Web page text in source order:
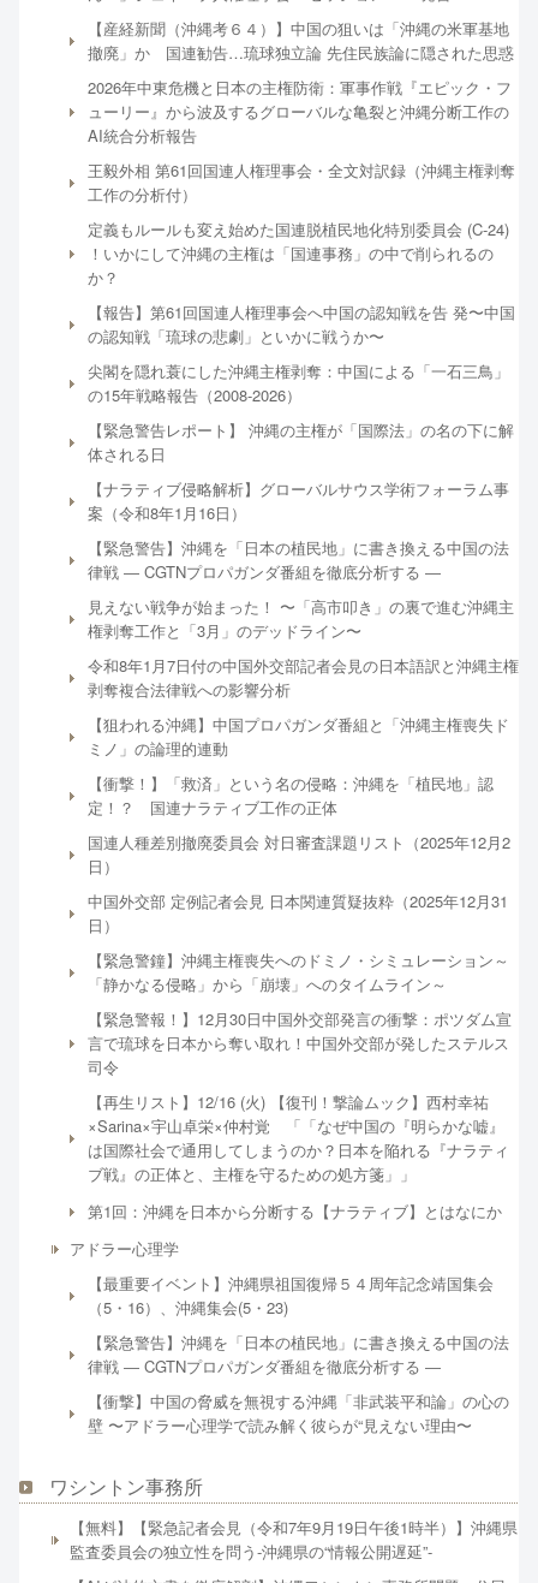
【産経新聞（沖縄考６４）】中国の狙いは「沖縄の米軍基地
撤廃」か 国連勧告…琉球独立論 先住民族論に隠された思惑
2026年中東危機と日本の主権防衛：軍事作戦『エピック・フ
ューリー』から波及するグローバルな亀裂と沖縄分断工作の
AI統合分析報告
王毅外相 第61回国連人権理事会・全文対訳録（沖縄主権剥奪
工作の分析付）
定義もルールも変え始めた国連脱植民地化特別委員会 (C-24)
！いかにして沖縄の主権は「国連事務」の中で削られるの
か？
【報告】第61回国連人権理事会へ中国の認知戦を告 発〜中国
の認知戦「琉球の悲劇」といかに戦うか〜
尖閣を隠れ蓑にした沖縄主権剥奪：中国による「一石三鳥」
の15年戦略報告（2008-2026）
【緊急警告レポート】 沖縄の主権が「国際法」の名の下に解
体される日
【ナラティブ侵略解析】グローバルサウス学術フォーラム事
案（令和8年1月16日）
【緊急警告】沖縄を「日本の植民地」に書き換える中国の法
律戦 ― CGTNプロパガンダ番組を徹底分析する ―
見えない戦争が始まった！ 〜「高市叩き」の裏で進む沖縄主
権剥奪工作と「3月」のデッドライン〜
令和8年1月7日付の中国外交部記者会見の日本語訳と沖縄主権
剥奪複合法律戦への影響分析
【狙われる沖縄】中国プロパガンダ番組と「沖縄主権喪失ド
ミノ」の論理的連動
【衝撃！】「救済」という名の侵略：沖縄を「植民地」認
定！？ 国連ナラティブ工作の正体
国連人種差別撤廃委員会 対日審査課題リスト（2025年12月2
日）
中国外交部 定例記者会見 日本関連質疑抜粋（2025年12月31
日）
【緊急警鐘】沖縄主権喪失へのドミノ・シミュレーション～
「静かなる侵略」から「崩壊」へのタイムライン～
【緊急警報！】12月30日中国外交部発言の衝撃：ポツダム宣
言で琉球を日本から奪い取れ！中国外交部が発したステルス
司令
【再生リスト】12/16 (火) 【復刊！撃論ムック】西村幸祐
×Sarina×宇山卓栄×仲村覚 「「なぜ中国の『明らかな嘘』
は国際社会で通用してしまうのか？日本を陥れる『ナラティ
ブ戦』の正体と、主権を守るための処方箋」」
第1回：沖縄を日本から分断する【ナラティブ】とはなにか
アドラー心理学
【最重要イベント】沖縄県祖国復帰５４周年記念靖国集会
（5・16）、沖縄集会(5・23)
【緊急警告】沖縄を「日本の植民地」に書き換える中国の法
律戦 ― CGTNプロパガンダ番組を徹底分析する ―
【衝撃】中国の脅威を無視する沖縄「非武装平和論」の心の
壁 〜アドラー心理学で読み解く彼らが“見えない理由〜
ワシントン事務所
【無料】【緊急記者会見（令和7年9月19日午後1時半）】沖縄県
監査委員会の独立性を問う-沖縄県の“情報公開遅延”-